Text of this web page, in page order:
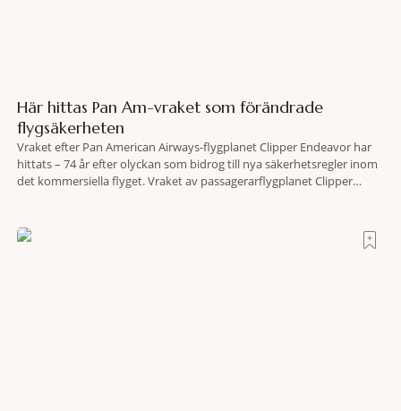
Här hittas Pan Am-vraket som förändrade
flygsäkerheten
Vraket efter Pan American Airways-flygplanet Clipper Endeavor har
hittats – 74 år efter olyckan som bidrog till nya säkerhetsregler inom
det kommersiella flyget. Vraket av passagerarflygplanet Clipper
lokaliserades den 2 juni i år med hjälp